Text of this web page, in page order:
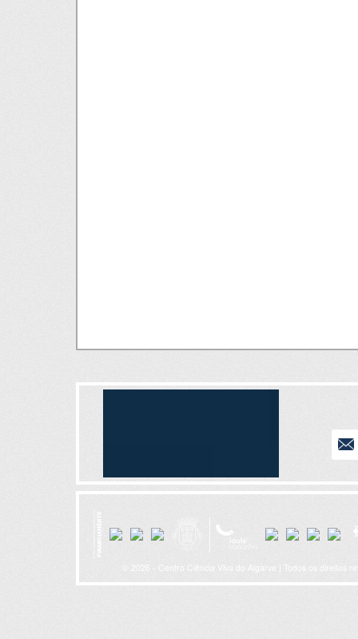
© 2026 - Centro Ciência Viva do Algarve | Todos os direitos